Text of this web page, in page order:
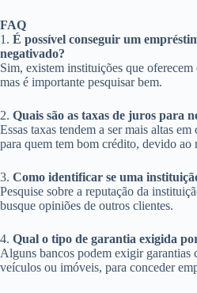
FAQ
1. É possível conseguir um
negativado?
Sim, existem instituições que
mas é importante pesquisar bem.
2. Quais são as taxas de juros para
Essas taxas tendem a ser mais altas
para quem tem bom crédito, devido ao
3. Como identificar se uma
Pesquise sobre a reputação da
busque opiniões de outros clientes.
4. Qual o tipo de garantia exigida
Alguns bancos podem exigir garantias
veículos ou imóveis, para conceder